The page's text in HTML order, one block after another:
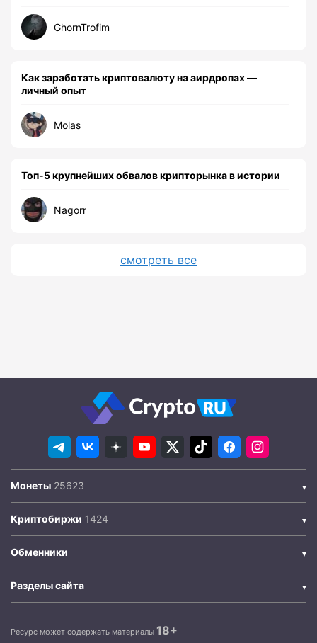
GhornTrofim
Как заработать криптовалюту на аирдропах —
личный опыт
Molas
Топ-5 крупнейших обвалов крипторынка в истории
Nagorr
смотреть все
Монеты
Криптобиржи
Обменники
Разделы сайта
Ресурс может содержать материалы 18+